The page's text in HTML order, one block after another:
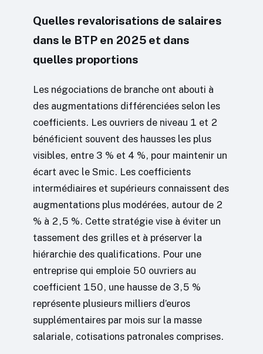
Quelles revalorisations de salaires
dans le BTP en 2025 et dans
quelles proportions
Les négociations de branche ont abouti à
des augmentations différenciées selon les
coefficients. Les ouvriers de niveau 1 et 2
bénéficient souvent des hausses les plus
visibles, entre 3 % et 4 %, pour maintenir un
écart avec le Smic. Les coefficients
intermédiaires et supérieurs connaissent des
augmentations plus modérées, autour de 2
% à 2,5 %. Cette stratégie vise à éviter un
tassement des grilles et à préserver la
hiérarchie des qualifications. Pour une
entreprise qui emploie 50 ouvriers au
coefficient 150, une hausse de 3,5 %
représente plusieurs milliers d’euros
supplémentaires par mois sur la masse
salariale, cotisations patronales comprises.